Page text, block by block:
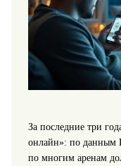
За последние три
онлайн»: по данным
по многим аренам